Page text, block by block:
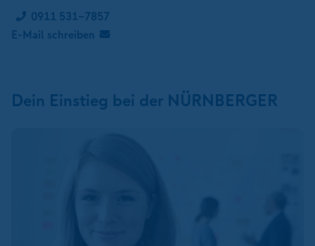
0911 531-7857
E-Mail schreiben
Dein Einstieg bei der NÜRNBERGER